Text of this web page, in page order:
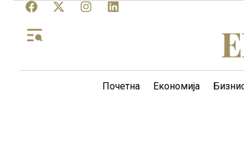
Почетна Економија